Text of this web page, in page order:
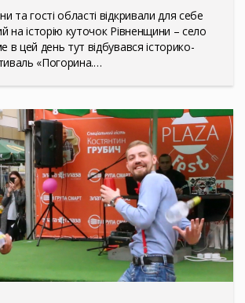
та гості області відкривали для себе
на історію куточок Рівненщини – село
в цей день тут відбувався історико-
«Погорина.…